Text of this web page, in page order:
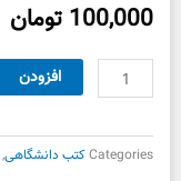
100,000 تومان
مبانی
کامپیوتر
دوم
افزودن
Categoriesکتب دانشگاهی,